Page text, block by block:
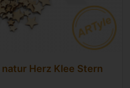
Herz Klee Stern